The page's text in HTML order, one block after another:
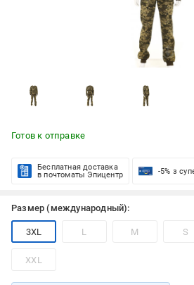
Готов к отправке
Бесплатная доставка
в почтоматы Эпицентр
-5% з
Размер (международный):
3XL L M S
XXL